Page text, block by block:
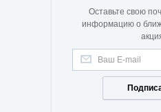
Оставьте свою
информацию о